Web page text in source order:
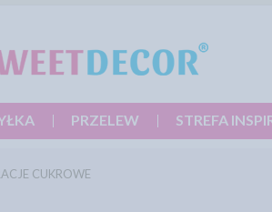
PRZELEW STREFA
CUKROWE